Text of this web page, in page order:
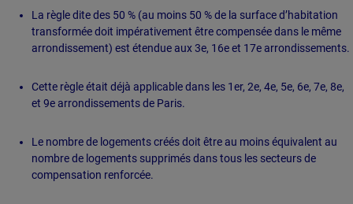
La règle dite des 50 % (au moins 50 % de la surface d’habitation
transformée doit impérativement être compensée dans le même
arrondissement) est étendue aux 3e, 16e et 17e arrondissements.
Cette règle était déjà applicable dans les 1er, 2e, 4e, 5e, 6e, 7e, 8e,
et 9e arrondissements de Paris.
Le nombre de logements créés doit être au moins équivalent au
nombre de logements supprimés dans tous les secteurs de
compensation renforcée.